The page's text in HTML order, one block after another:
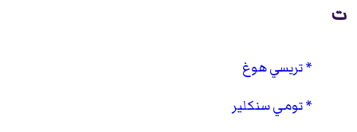
ت
تريسي هوغ
تومي سنكلير